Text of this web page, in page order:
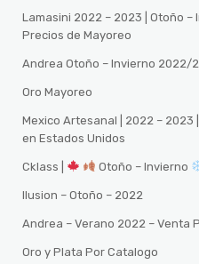
Lamasini 2022 – 2023 | Otoño –
Precios de Mayoreo
Andrea Otoño – Invierno 2022/
Oro Mayoreo
Mexico Artesanal | 2022 –
en Estados Unidos
Cklass | Otoño – Invierno
Ilusion – Otoño – 2022
Andrea – Verano 2022 – Venta
Oro y Plata Por Catalogo